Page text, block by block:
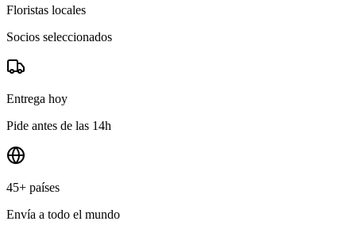
Floristas locales
Socios seleccionados
Entrega hoy
Pide antes de las 14h
45+ países
Envía a todo el mundo